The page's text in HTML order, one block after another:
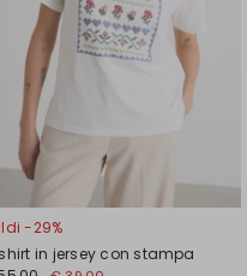
-29%
in jersey con stampa